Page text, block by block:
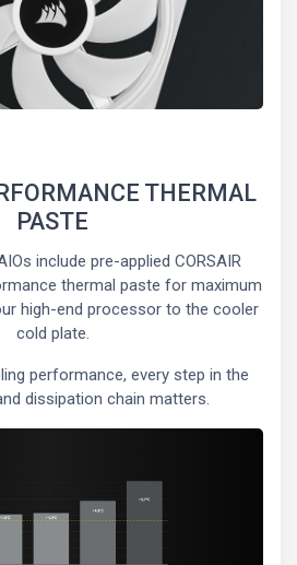
THERMAL
PASTE
include pre-applied CORSAIR
thermal paste for maximum
high-end processor to the cooler
cold plate.
performance, every step in the
dissipation chain matters.